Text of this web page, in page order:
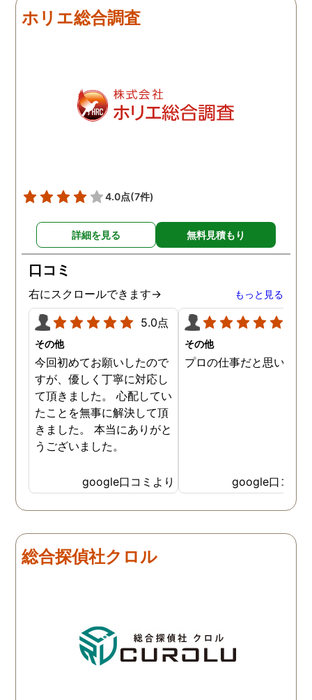
しろ最初の相談の段階が
ホリエ総合調査
4.0点(7件)
詳細を見る 無料見積もり
口コミ
右にスクロールできます→ もっと見る
5.0点
その他
今回初めてお願いしたので
すが、優しく丁寧に対応し
て頂きました。 心配してい
たことを無事に解決して頂
きました。 本当にありがと
うございました。
google口コミより
その他
プロの仕事だと思います
google口コミ
総合探偵社クロル